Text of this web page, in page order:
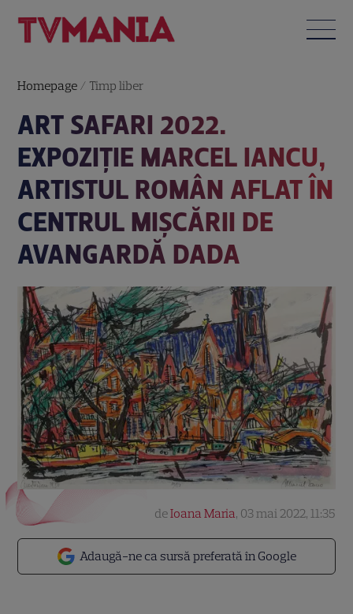
Homepage / Timp liber
ART SAFARI 2022.
EXPOZIȚIE MARCEL IANCU,
ARTISTUL ROMÂN AFLAT ÎN
CENTRUL MIȘCĂRII DE
AVANGARDĂ DADA
Adaugă-ne ca sursă preferată în Google
deIoana Maria, 03 mai 2022, 11:35